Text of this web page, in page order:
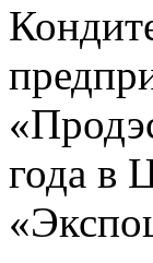
года в